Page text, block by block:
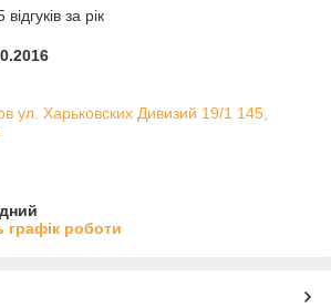
за рік
ул. Харьковских Дивизий 19/1 145,
графік роботи